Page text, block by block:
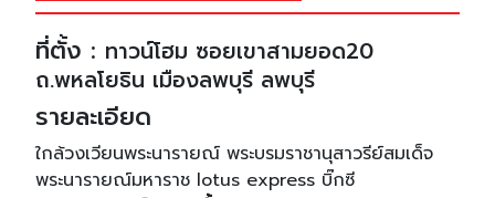
ที่ตั้ง : ทาวน์โฮม ซอยเขาสามยอด20
ถ.พหลโยธิน เมืองลพบุรี ลพบุรี
รายละเอียด
ใกล้วงเวียนพระนารายณ์ พระบรมราชานุสาวรีย์สมเด็จ
พระนารายณ์มหาราช lotus express บิ๊กซี